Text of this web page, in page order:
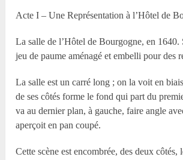
Acte I – Une Représentation à l’Hôtel de
La salle de l’Hôtel de Bourgogne, en 1640.
jeu de paume aménagé et embelli pour des
La salle est un carré long ; on la voit en
de ses côtés forme le fond qui part du
va au dernier plan, à gauche, faire angle
aperçoit en pan coupé.
Cette scène est encombrée, des deux côtés,